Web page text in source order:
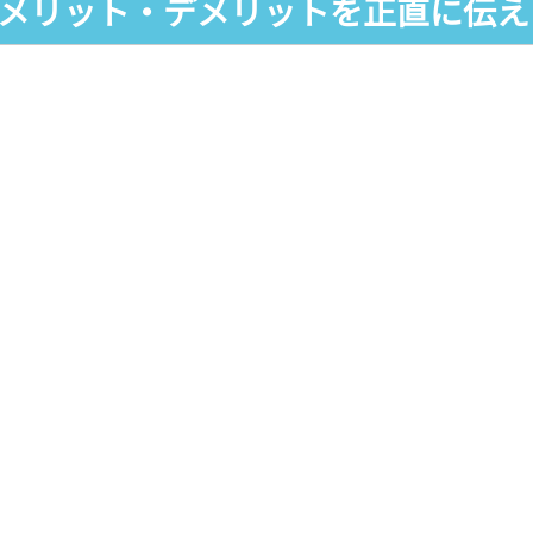
リット・デメリットを正直に伝